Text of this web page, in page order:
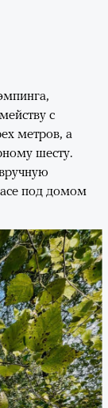
с
метров, а
шесту.
под домом